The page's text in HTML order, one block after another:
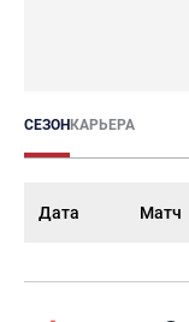
СЕЗОНКАРЬЕРА
Дата Матч